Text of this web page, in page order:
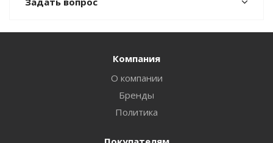
Компания
О компании
Бренды
Политика